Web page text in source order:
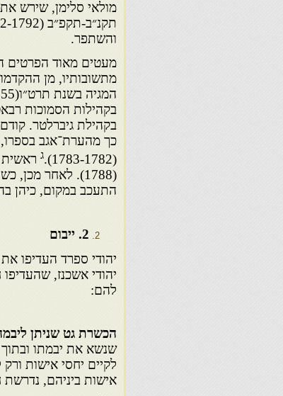
מולאי סלימן, שירש
והשתפר.
מעטים מאוד הפרטים
בקהילות הסמוכות
בקהילת גיברלטר.
כך מהערת־אגב
(1783-1782).
ג ראשית
(1788). לאחר
התעכב במקום, כיהן
2. ייבום
יהודי ספרד העדיפו
יהודי אשכנז,
להם:
הכשרת גט שניתן
שנשא את יבמתו ובתוך
לקיים יחסי אישות
אישות ביניהם, נדרשת